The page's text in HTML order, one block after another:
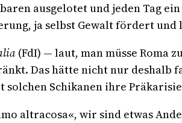
ausgelotet und jeden Tag
ja selbst Gewalt fördert
(FdI) — laut, man müsse Roma
Das hätte nicht nur
Schikanen ihre
altracosa«, wir sind etwas